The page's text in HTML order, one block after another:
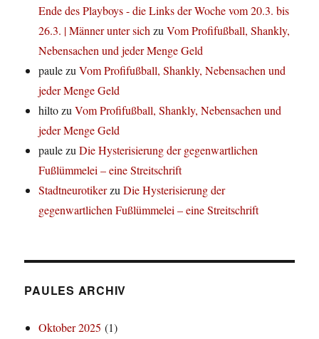
Ende des Playboys - die Links der Woche vom 20.3. bis
26.3. | Männer unter sichzuVom Profifußball, Shankly,
Nebensachen und jeder Menge Geld
paulezuVom Profifußball, Shankly, Nebensachen und
jeder Menge Geld
hiltozuVom Profifußball, Shankly, Nebensachen und
jeder Menge Geld
paulezuDie Hysterisierung der gegenwartlichen
Fußlümmelei – eine Streitschrift
StadtneurotikerzuDie Hysterisierung der
gegenwartlichen Fußlümmelei – eine Streitschrift
PAULES ARCHIV
Oktober 2025 (1)